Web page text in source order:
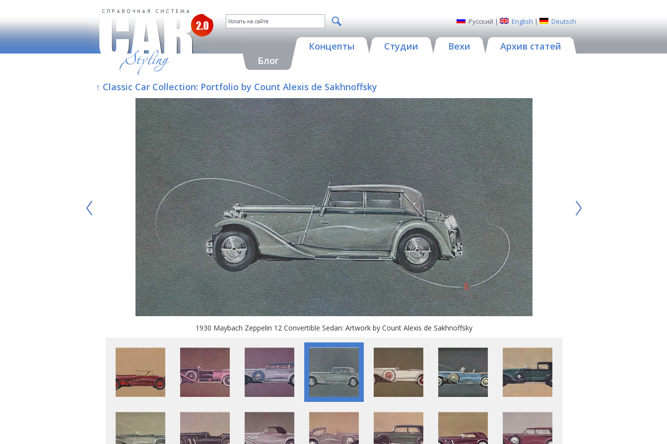
Русский | English | Deutsch
Блог
Концепты Студии Вехи Архив статей
↑ Classic Car Collection: Portfolio by Count Alexis de Sakhnoffsky
1930 Maybach Zeppelin 12 Convertible Sedan: Artwork by Count Alexis de Sakhnoffsky